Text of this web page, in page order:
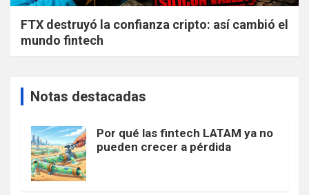
FTX destruyó la confianza cripto: así cambió el
mundo fintech
Notas destacadas
Por qué las fintech LATAM ya no
pueden crecer a pérdida